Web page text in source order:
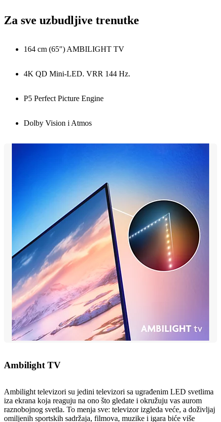
Za sve uzbudljive trenutke
164 cm (65") AMBILIGHT TV
4K QD Mini-LED. VRR 144 Hz.
P5 Perfect Picture Engine
Dolby Vision i Atmos
Ambilight TV
Ambilight televizori su jedini televizori sa ugrađenim LED svetlima
iza ekrana koja reaguju na ono što gledate i okružuju vas aurom
raznobojnog svetla. To menja sve: televizor izgleda veće, a doživljaj
omiljenih sportskih sadržaja, filmova, muzike i igara biće više